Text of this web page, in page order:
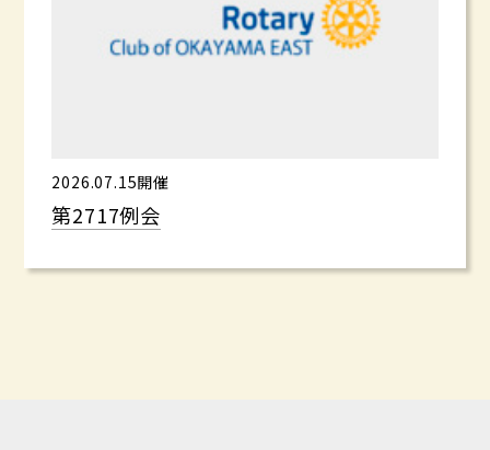
2026.07.15開催
第2717例会